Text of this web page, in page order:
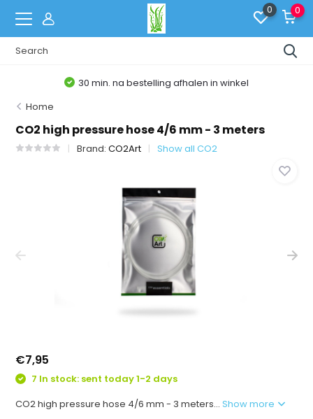
0 0
30 min. na bestelling afhalen in winkel
Home
CO2 high pressure hose 4/6 mm - 3 meters
Brand:CO2Art Show all CO2
€7,95
7 In stock: sent today 1-2 days
CO2 high pressure hose 4/6 mm - 3 meters...Show more